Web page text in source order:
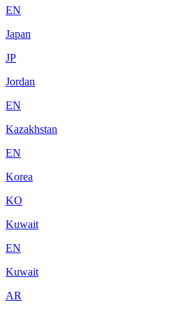
EN
Japan
JP
Jordan
EN
Kazakhstan
EN
Korea
KO
Kuwait
EN
Kuwait
AR